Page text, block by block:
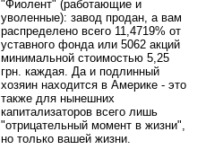
"Фиолент" (работающие и
уволенные): завод продан, а вам
распределено всего 11,4719% от
уставного фонда или 5062 акций
минимальной стоимостью 5,25
грн. каждая. Да и подлинный
хозяин находится в Америке - это
также для нынешних
капитализаторов всего лишь
"отрицательный момент в жизни",
но только вашей жизни.